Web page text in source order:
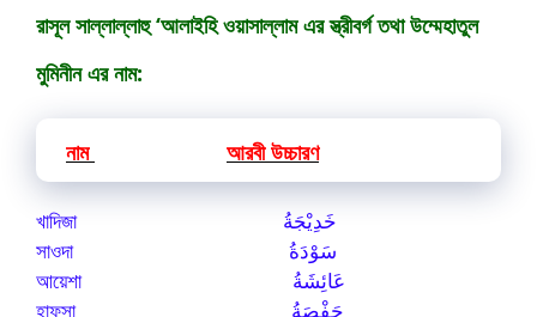
রাসূল সাল্লাল্লাহু ‘আলাইহি ওয়াসাল্লাম এর স্ত্রীবর্গ তথা উম্মেহাতুল
মুমিনীন এর নাম:
নাম আরবী উচ্চারণ
খাদিজা خَدِيْجَةُ
সাওদা سَوْدَةُ
আয়েশা عَائِشَةُ
হাফসা حَفْصَةُ